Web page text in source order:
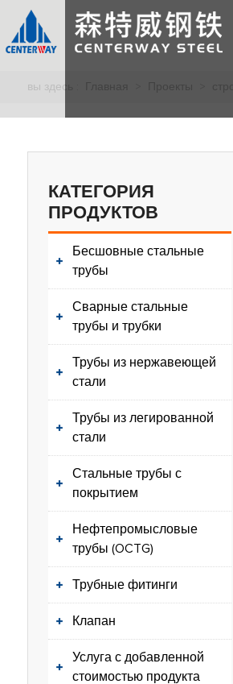
вы здесь :
КАТЕГОРИЯ
ПРОДУКТОВ
Бесшовные стальные
трубы
Сварные стальные
трубы и трубки
Трубы из нержавеющей
стали
Трубы из легированной
стали
Стальные трубы с
покрытием
Нефтепромысловые
трубы (OCTG)
Трубные фитинги
Клапан
Услуга с добавленной
стоимостью продукта